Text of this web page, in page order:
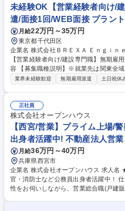
未経験OK【営業経験者向け/
遣/面接1回/WEB面接 プラン
月給22万円～35万円
東京都千代田区
企業名 株式会社ＢＲＥＸＡ Ｅｎｇｉｎｅｅｒｉｎｇ
【営業経験者向け/建設専門職】無期雇用派遣
容 【募集職種説明】※就業先は関東全
施工管理：ビルやマンションに限らず
造を行うプラントで機械や電気の専門家
人気の理由ベスト3～学歴や職歴関係な
高難易度国家資格を充実のサポートで
入も高い（自立したい方におすすめ）
仕事がみんなの生活を支えます！） 募集職種 未経験OK【営業経験者向け/
建設専門職】無期雇用派遣/面接1回/WEB
業界未経験歓迎 無期雇用派遣 土日祝休
正社員
株式会社オープンハウス
【西宮/営業】プライム上場/
出身者活躍中! 不動産法人営業
月給36万円～40万円
兵庫県西宮市
企業名 株式会社オープンハウス 求人名 ★【西宮/営業】プライム上場/警察
官・消防士など公務員出身者活躍中！ 仕事の内容 ご面接にてご希望や適
性をお伺いしながら、営業総合職(戸建